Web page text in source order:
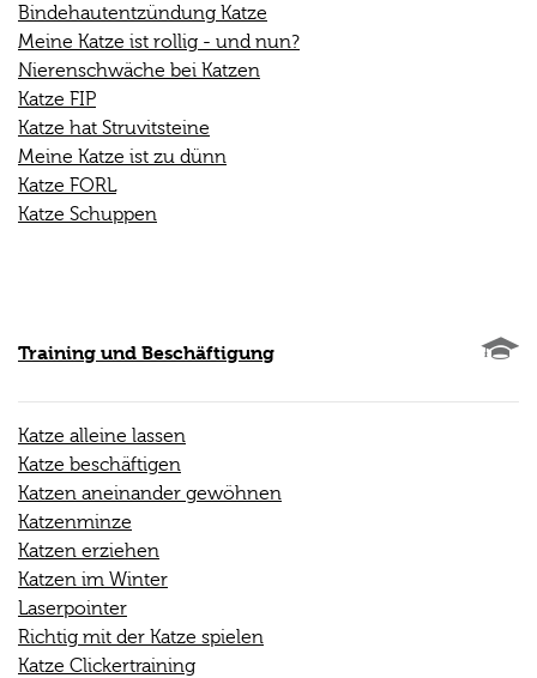
Bindehautentzündung Katze
Meine Katze ist rollig - und nun?
Nierenschwäche bei Katzen
Katze FIP
Katze hat Struvitsteine
Meine Katze ist zu dünn
Katze FORL
Katze Schuppen
Training und Beschäftigung
Katze alleine lassen
Katze beschäftigen
Katzen aneinander gewöhnen
Katzenminze
Katzen erziehen
Katzen im Winter
Laserpointer
Richtig mit der Katze spielen
Katze Clickertraining